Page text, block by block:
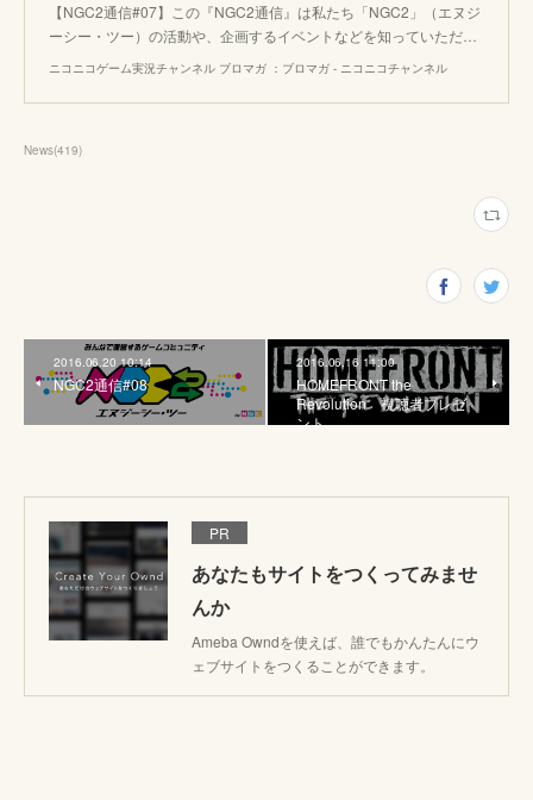
【NGC2通信#07】この『NGC2通信』は私たち「NGC2」（エヌジ
ーシー・ツー）の活動や、企画するイベントなどを知っていただ…
ニコニコゲーム実況チャンネル ブロマガ ：ブロマガ - ニコニコチャンネル
News(419)
2016.06.20 10:14
NGC2通信#08
2016.06.16 11:00
HOMEFRONT the
Revolution 視聴者プレゼ
ント
PR
あなたもサイトをつくってみませ
んか
Ameba Owndを使えば、誰でもかんたんにウ
ェブサイトをつくることができます。